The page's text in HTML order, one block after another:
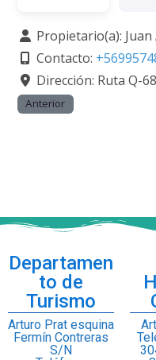
Propietario(a):
Contacto:
Dirección: Ruta Q-
Anterior
Departamen
to de
Turismo
Arturo Prat esquina
Fermín Contreras
S/N